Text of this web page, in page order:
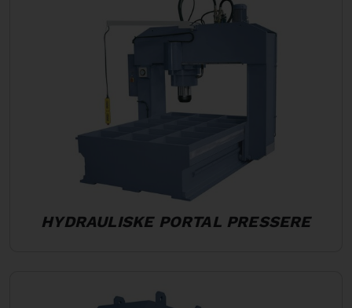
HYDRAULISKE PORTAL PRESSERE